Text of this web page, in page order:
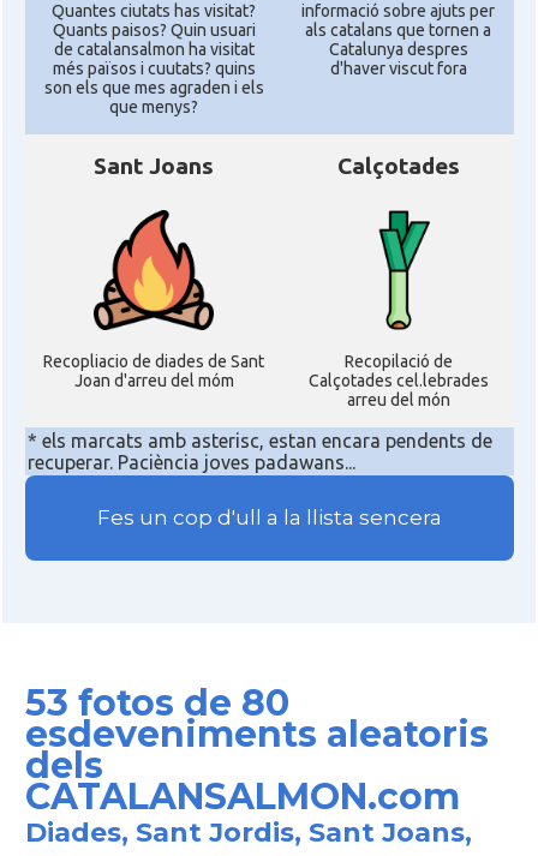
Quantes ciutats has visitat?
Quants paisos? Quin usuari
de catalansalmon ha visitat
més països i cuutats? quins
son els que mes agraden i els
que menys?
informació sobre ajuts per
als catalans que tornen a
Catalunya despres
d'haver viscut fora
Sant Joans
Recopliacio de diades de Sant
Joan d'arreu del móm
Calçotades
Recopilació de
Calçotades cel.lebrades
arreu del món
* els marcats amb asterisc, estan encara pendents de
recuperar. Paciència joves padawans...
Fes un cop d'ull a la llista sencera
53 fotos de 80
esdeveniments aleatoris
dels
CATALANSALMON.com
Diades, Sant Jordis, Sant Joans,